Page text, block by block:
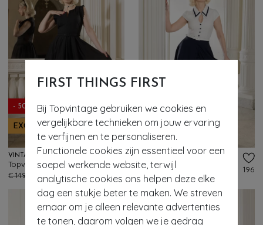
FIRST THINGS FIRST
Bij Topvintage gebruiken we cookies en
vergelijkbare technieken om jouw ervaring
te verfijnen en te personaliseren.
Functionele cookies zijn essentieel voor een
soepel werkende website, terwijl
analytische cookies ons helpen deze elke
dag een stukje beter te maken. We streven
ernaar om je alleen relevante advertenties
te tonen, daarom volgen we je gedrag
- 50%
EXCLUSIEF
VINTAGE DIVA
Topvintage exclusive ~ The Gianna swing jurk in zwart
€ 149,95
€ 74,95
293
- 60%
EXCLUSIEF
VINTAGE DIVA
€ 159,95 € 63,95
196